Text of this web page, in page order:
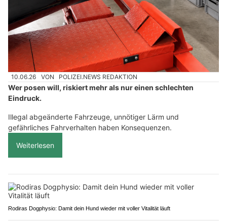
10.06.26 VON POLIZEI.NEWS REDAKTION
Wer posen will, riskiert mehr als nur einen schlechten
Eindruck.
Illegal abgeänderte Fahrzeuge, unnötiger Lärm und
gefährliches Fahrverhalten haben Konsequenzen.
Weiterlesen
Rodiras Dogphysio: Damit dein Hund wieder mit voller Vitalität läuft